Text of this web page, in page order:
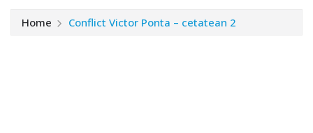
Home Conflict Victor Ponta – cetatean 2